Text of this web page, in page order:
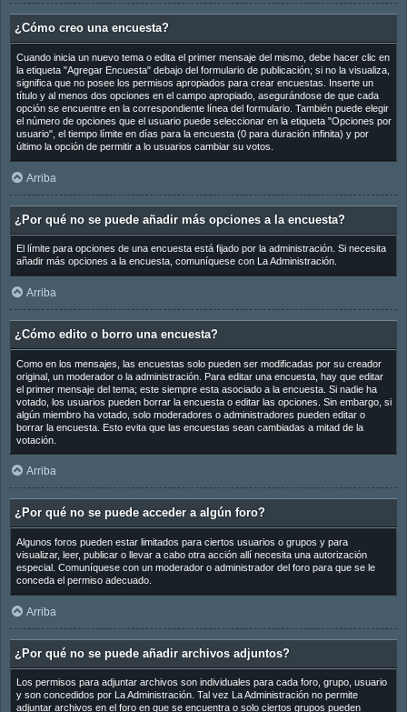
¿Cómo creo una encuesta?
Cuando inicia un nuevo tema o edita el primer mensaje del mismo, debe hacer clic en
la etiqueta "Agregar Encuesta" debajo del formulario de publicación; si no la visualiza,
significa que no posee los permisos apropiados para crear encuestas. Inserte un
título y al menos dos opciones en el campo apropiado, asegurándose de que cada
opción se encuentre en la correspondiente línea del formulario. También puede elegir
el número de opciones que el usuario puede seleccionar en la etiqueta "Opciones por
usuario", el tiempo límite en días para la encuesta (0 para duración infinita) y por
último la opción de permitir a lo usuarios cambiar su votos.
Arriba
¿Por qué no se puede añadir más opciones a la encuesta?
El límite para opciones de una encuesta está fijado por la administración. Si necesita
añadir más opciones a la encuesta, comuníquese con La Administración.
Arriba
¿Cómo edito o borro una encuesta?
Como en los mensajes, las encuestas solo pueden ser modificadas por su creador
original, un moderador o la administración. Para editar una encuesta, hay que editar
el primer mensaje del tema; este siempre esta asociado a la encuesta. Si nadie ha
votado, los usuarios pueden borrar la encuesta o editar las opciones. Sin embargo, si
algún miembro ha votado, solo moderadores o administradores pueden editar o
borrar la encuesta. Esto evita que las encuestas sean cambiadas a mitad de la
votación.
Arriba
¿Por qué no se puede acceder a algún foro?
Algunos foros pueden estar limitados para ciertos usuarios o grupos y para
visualizar, leer, publicar o llevar a cabo otra acción allí necesita una autorización
especial. Comuníquese con un moderador o administrador del foro para que se le
conceda el permiso adecuado.
Arriba
¿Por qué no se puede añadir archivos adjuntos?
Los permisos para adjuntar archivos son individuales para cada foro, grupo, usuario
y son concedidos por La Administración. Tal vez La Administración no permite
adjuntar archivos en el foro en que se encuentra o solo ciertos grupos pueden